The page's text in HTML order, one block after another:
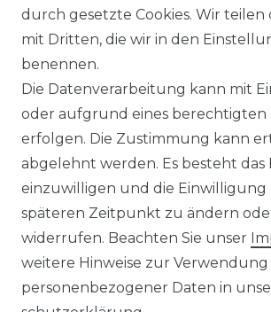
KONTAKT
Sie sind
Sie erreichen uns
https://avancarte.de/
oder telefonisch unter:
Wir versenden mit
durch gesetzte Cookies. Wir teilen
mit Dritten, die wir in den
benennen.
Die Datenverarbeitung kann mit
oder aufgrund eines berechtigten
erfolgen. Die Zustimmung kann
abgelehnt werden. Es besteht das
einzuwilligen und die Einwilligung
späteren Zeitpunkt zu ändern
widerrufen. Beachten Sie unser
weitere Hinweise zur Verwendung
personenbezogener Daten in